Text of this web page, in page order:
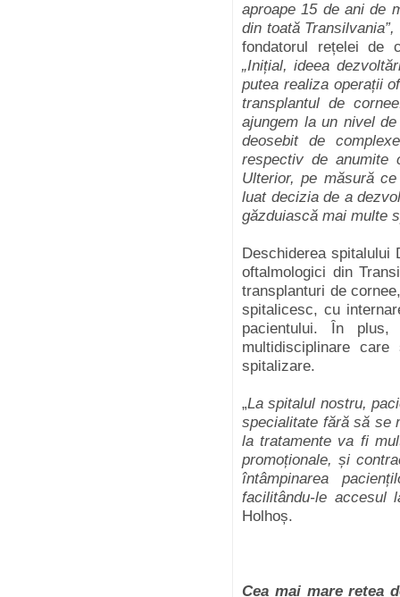
aproape 15 de ani de
din toată Transilvania”,
fondatorul rețelei de
„Inițial, ideea
putea realiza operații
transplantul de
ajungem la un nivel
deosebit de
respectiv de
Ulterior, pe măsură
luat decizia de a
găzduiască mai multe
Deschiderea spitalului
oftalmologici din
transplanturi de
spitalicesc, cu
pacientului. În
multidisciplinare
spitalizare.
„La spitalul nostru,
specialitate fără să se
la tratamente va fi
promoționale, și
întâmpinarea
facilitându-le accesul
Holhoș.
Cea mai mare rețea